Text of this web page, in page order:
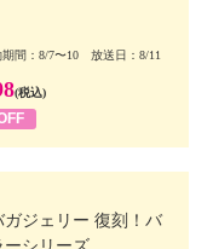
期間：8/7〜10 放送日：8/11
(税込)
ガジェリー 復刻！バ